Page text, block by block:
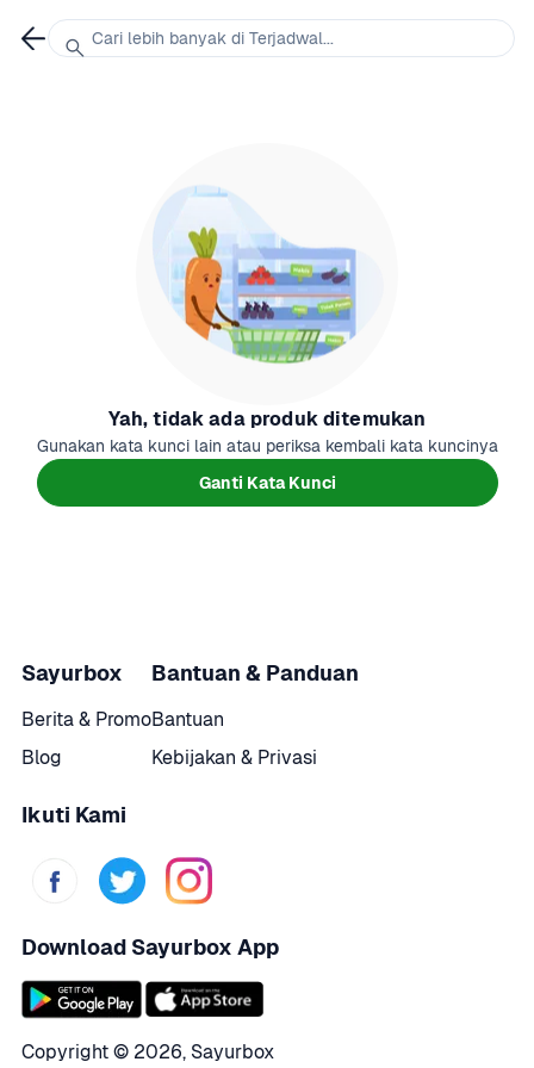
Yah, tidak ada produk ditemukan
Gunakan kata kunci lain atau periksa kembali kata kuncinya
Ganti Kata Kunci
Sayurbox
Berita & Promo
Blog
Bantuan & Panduan
Bantuan
Kebijakan & Privasi
Ikuti Kami
Download Sayurbox App
Copyright © 2026, Sayurbox
Cari lebih banyak di Terjadwal...